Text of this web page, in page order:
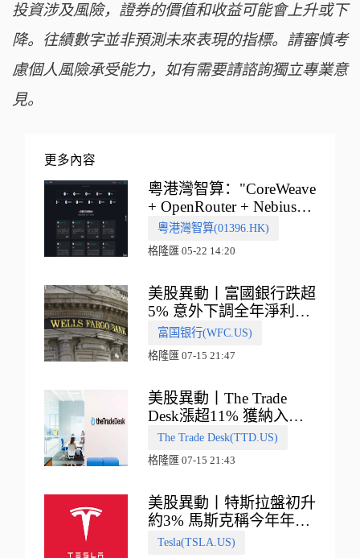
投資涉及風險，證券的價值和收益可能會上升或下
降。往績數字並非預測未來表現的指標。請審慎考
慮個人風險承受能力，如有需要請諮詢獨立專業意
見。
更多內容
粵港灣智算："CoreWeave
+ OpenRouter + Nebius"
多向融合的中國智算新範
式
粵港灣智算(01396.HK)
格隆匯 05-22 14:20
美股異動丨富國銀行跌超
5% 意外下調全年淨利息
收入指引
富国银行(WFC.US)
格隆匯 07-15 21:47
美股異動丨The Trade
Desk漲超11% 獲納入標
普500指數
The Trade Desk(TTD.US)
格隆匯 07-15 21:43
美股異動丨特斯拉盤初升
約3% 馬斯克稱今年年底
會有‘史詩級震撼’的演示
Tesla(TSLA.US)